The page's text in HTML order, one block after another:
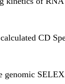
CD
genomic